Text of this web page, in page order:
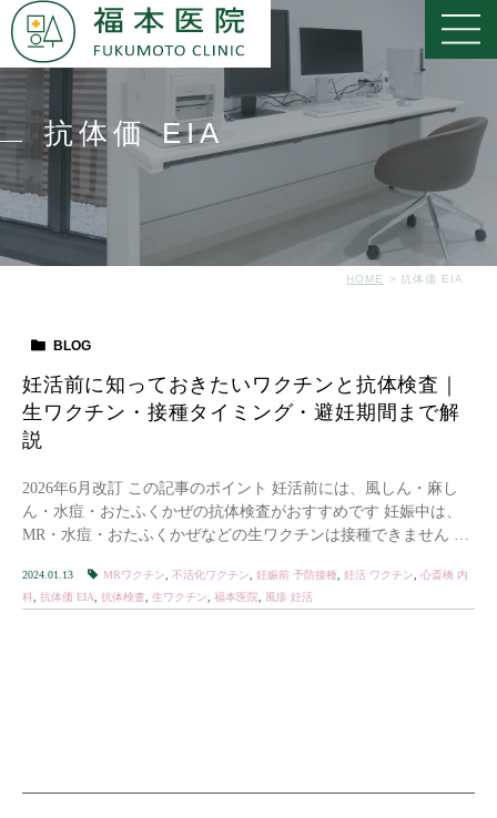
抗体価 EIA
HOME 抗体価 EIA
BLOG
妊活前に知っておきたいワクチンと抗体検査｜
生ワクチン・接種タイミング・避妊期間まで解
説
2026年6月改訂 この記事のポイント 妊活前には、風しん・麻し
ん・水痘・おたふくかぜの抗体検査がおすすめです 妊娠中は、
MR・水痘・おたふくかぜなどの生ワクチンは接種できません 生
2024.01.13 MRワクチン 不活化ワクチン 妊娠前 予防接種 妊活 ワクチン
心斎橋 内
科 抗体価 EIA 抗体検査 生ワクチン 福本医院 風疹 妊活